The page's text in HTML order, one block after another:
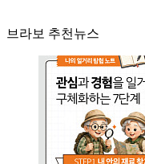
브라보 추천뉴스